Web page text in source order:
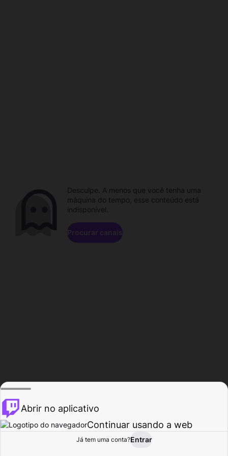
Procurar Atividade
Desculpe. A menos que você tenha uma
máquina do tempo, esse conteúdo está
indisponível.
Procurar canais
Abrir no aplicativo
Continuar usando a web
Já tem uma conta?Entrar